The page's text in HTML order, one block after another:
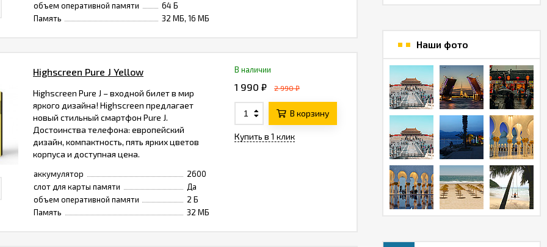
объем оперативной памяти
64 Б
Память
32 МБ, 16 МБ
Highscreen Pure J Yellow
Highscreen Pure J – входной билет в мир
яркого дизайна! Highscreen предлагает
новый стильный смартфон Pure J.
Достоинства телефона: европейский
дизайн, компактность, пять ярких цветов
корпуса и доступная цена.
аккумулятор
2600
слот для карты памяти
Да
объем оперативной памяти
2 Б
Память
32 МБ
В наличии
1 990 ₽ 2 990 ₽
В корзину
Купить в 1 клик
Наши фото